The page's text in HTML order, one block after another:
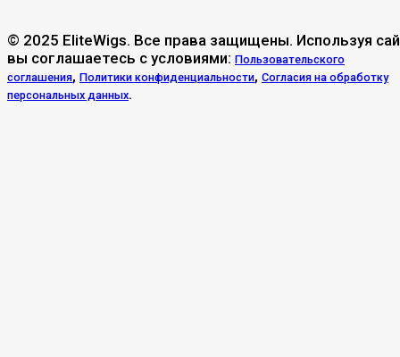
© 2025 EliteWigs. Все права защищены. Используя
вы соглашаетесь с условиями: Пользовательского
соглашения, Политики конфиденциальности, Согласия на обработку
персональных данных.